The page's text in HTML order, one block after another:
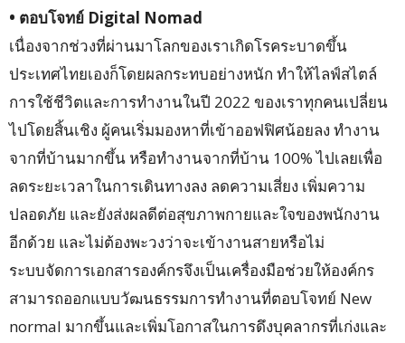
• ตอบโจทย์ Digital Nomad
เนื่องจากช่วงที่ผ่านมาโลกของเราเกิดโรคระบาดขึ้น
ประเทศไทยเองก็โดยผลกระทบอย่างหนัก ทำให้ไลฟ์สไตล์
การใช้ชีวิตและการทำงานในปี 2022 ของเราทุกคนเปลี่ยน
ไปโดยสิ้นเชิง ผู้คนเริ่มมองหาที่เข้าออฟฟิศน้อยลง ทำงาน
จากที่บ้านมากขึ้น หรือทำงานจากที่บ้าน 100% ไปเลยเพื่อ
ลดระยะเวลาในการเดินทางลง ลดความเสี่ยง เพิ่มความ
ปลอดภัย และยังส่งผลดีต่อสุขภาพกายและใจของพนักงาน
อีกด้วย และไม่ต้องพะวงว่าจะเข้างานสายหรือไม่
ระบบจัดการเอกสารองค์กรจึงเป็นเครื่องมือช่วยให้องค์กร
สามารถออกแบบวัฒนธรรมการทำงานที่ตอบโจทย์ New
normal มากขึ้นและเพิ่มโอกาสในการดึงบุคลากรที่เก่งและ